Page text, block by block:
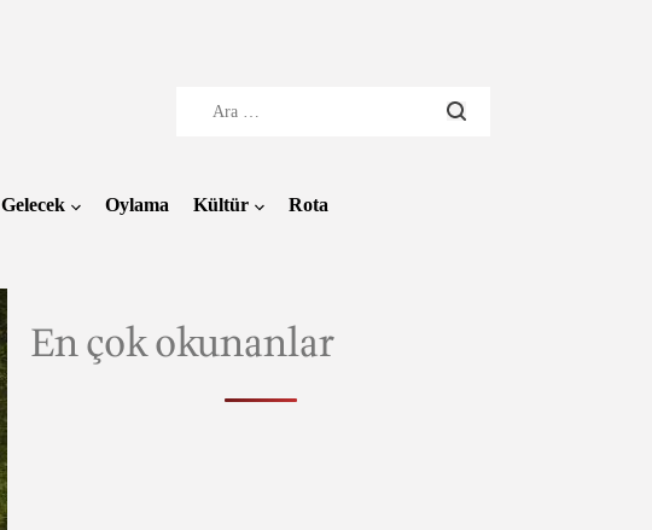
Gelecek Oylama Kültür Rota
En çok okunanlar